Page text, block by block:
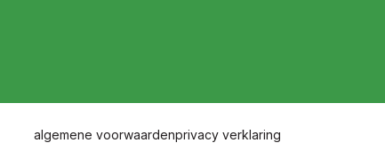
algemene voorwaardenprivacy verklaring